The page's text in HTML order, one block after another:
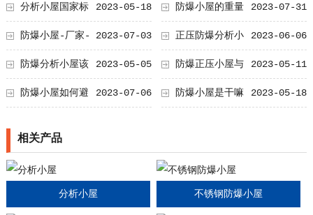
计规范 2023-05-18
分析小屋国家标
准 2023-07-03
防爆小屋-厂家-
价格-特点 2023-05-05
防爆分析小屋该
如何选择？ 2023-07-06
防爆小屋如何避
格 2023-07-31
防爆小屋的重量
2023-06-06
正压防爆分析小
屋技术要求 2023-05-11
防爆正压小屋与
防爆分析小屋有什么区别？
2023-05-18
防爆小屋是干嘛
相关产品
分析小屋 不锈钢防爆小屋